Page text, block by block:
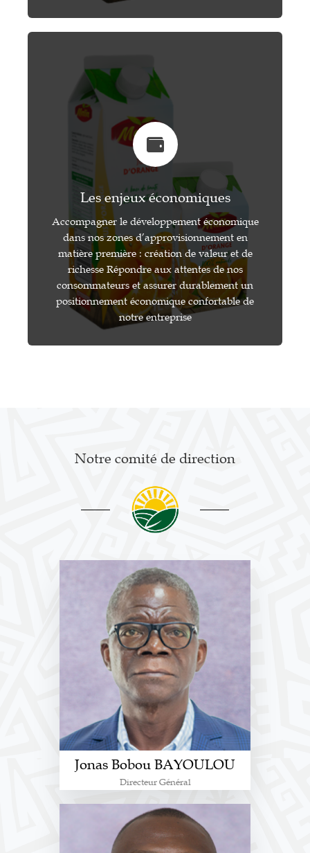
Les enjeux économiques
Accompagner le développement économique
dans nos zones d’approvisionnement en
matière première : création de valeur et de
richesse Répondre aux attentes de nos
consommateurs et assurer durablement un
positionnement économique confortable de
notre entreprise
Notre comité de direction
Jonas Bobou BAYOULOU
Directeur Général